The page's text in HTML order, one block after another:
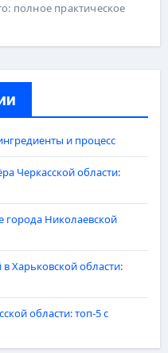
полное практическое
и процесс
Черкасской области:
города Николаевской
Харьковской области:
области: топ-5 с